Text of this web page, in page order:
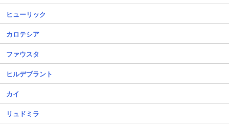
ヒューリック
カロテシア
ファウスタ
ヒルデブラント
カイ
リュドミラ